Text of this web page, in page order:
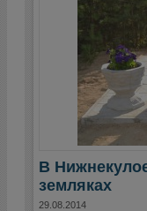
В
земляках
29.08.2014